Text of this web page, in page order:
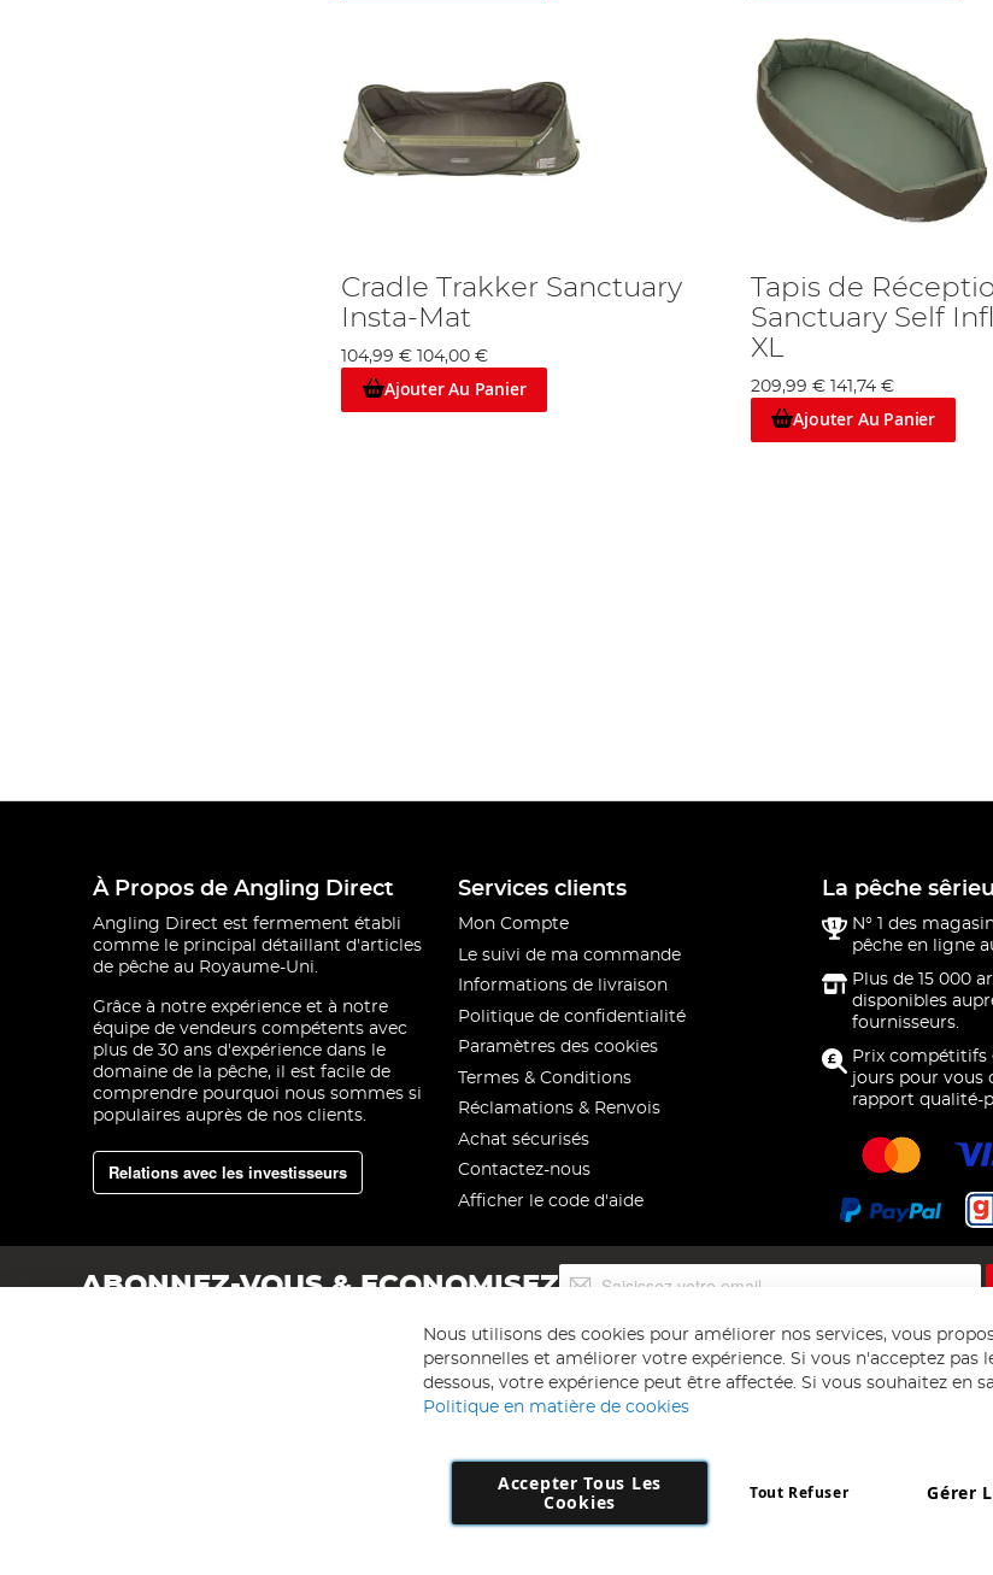
Cradle Trakker Sanctuary
Insta-Mat
104,99 € 104,00 €
Ajouter Au Panier
Tapis de
Sanctuary Self
XL
209,99 € 141,74 €
Ajouter Au Panier
À Propos de Angling Direct
Angling Direct est fermement établi
comme le principal détaillant d'articles
de pêche au Royaume-Uni.
Grâce à notre expérience et à notre
équipe de vendeurs compétents avec
plus de 30 ans d'expérience dans le
domaine de la pêche, il est facile de
comprendre pourquoi nous sommes si
populaires auprès de nos clients.
Relations avec les investisseurs
Services clients
Mon Compte
Le suivi de ma commande
Informations de livraison
Politique de confidentialité
Paramètres des cookies
Termes & Conditions
Réclamations & Renvois
Achat sécurisés
Contactez-nous
Afficher le code d'aide
La pêche
N° 1 des
pêche en ligne
Plus de 15 000
disponibles
fournisseurs.
Prix compétitifs
jours pour vous
rapport qualité-
ABONNEZ-VOUS & ECONOMISEZ
lettre
d’information
:
Copyright 1997 - 2026AD NL B.V . Tous droits
Nous utilisons des cookies pour améliorer nos services, vous
personnelles et améliorer votre expérience. Si vous n'acceptez pas
dessous, votre expérience peut être affectée. Si vous souhaitez en
Politique en matière de cookies
Accepter Tous Les
Cookies
Gérer
Tout Refuser